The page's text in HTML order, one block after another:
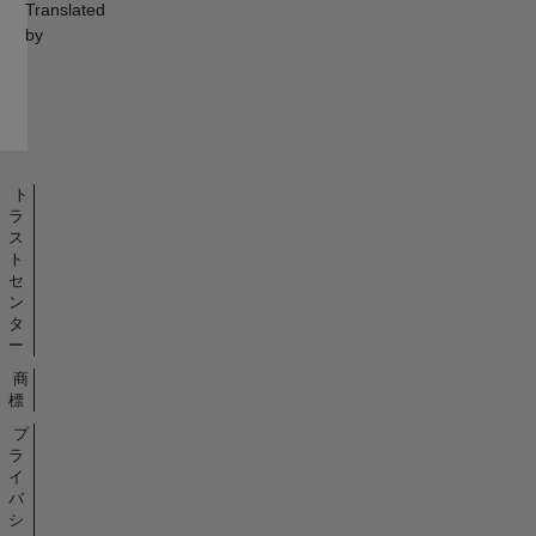
Translated
by
ト
ラ
ス
ト
セ
ン
タ
ー
商
標
プ
ラ
イ
バ
シ